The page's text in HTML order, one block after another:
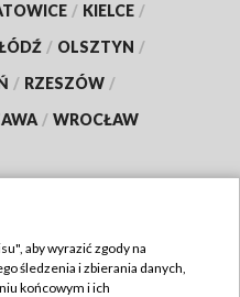
/ KIELCE /
/ OLSZTYN /
/ RZESZÓW /
/ WROCŁAW
aby wyrazić zgody na
śledzenia i zbierania danych,
końcowym i ich